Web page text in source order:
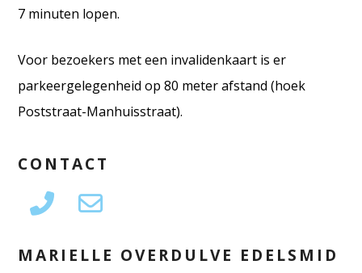
7 minuten lopen.
Voor bezoekers met een invalidenkaart is er
parkeergelegenheid op 80 meter afstand (hoek
Poststraat-Manhuisstraat).
CONTACT
MARIELLE OVERDULVE EDELSMID